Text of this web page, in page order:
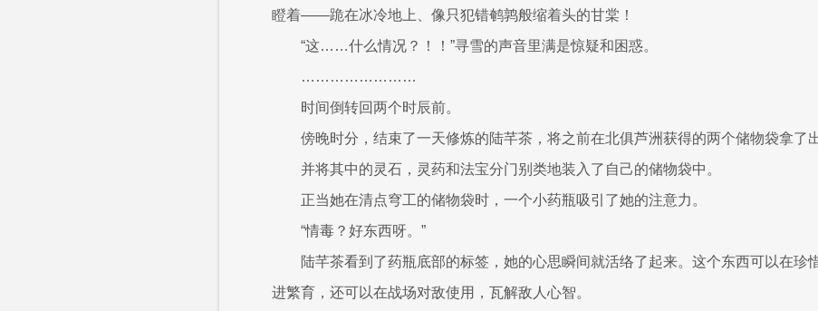
瞪着——跪在冰冷地上、像只犯错鹌鹑般缩着头的甘棠！
“这……什么情况？！！”寻雪的声音里满是惊疑和困惑。
……………………
时间倒转回两个时辰前。
傍晚时分，结束了一天修炼的陆芊茶，将之前在北俱芦洲获得的两个储物袋拿了
并将其中的灵石，灵药和法宝分门别类地装入了自己的储物袋中。
正当她在清点穹工的储物袋时，一个小药瓶吸引了她的注意力。
“情毒？好东西呀。”
陆芊茶看到了药瓶底部的标签，她的心思瞬间就活络了起来。这个东西可以在珍
进繁育，还可以在战场对敌使用，瓦解敌人心智。